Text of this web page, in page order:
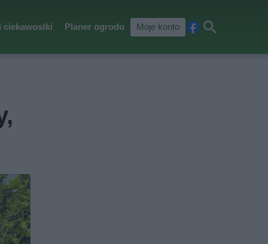
ciekawostki Planer ogrodu Moje konto
cebkaj